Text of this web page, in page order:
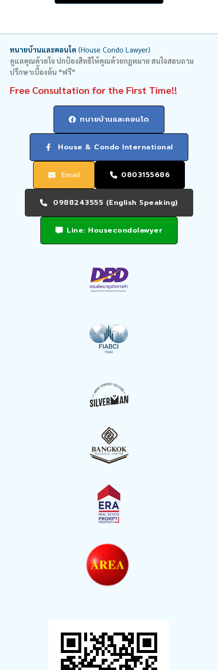
ทนายบ้านและคอนโด (House Condo Lawyer)
ดูแลคุณด้วยใจ ปกป้องสิทธิให้คุณด้วยกฏหมาย สนใจสอบถาม
ปรึกษาเบื้องต้น “ฟรี”
Free Consultation for the First Time!!
ทนายบ้านและคอนโด
House & Condo International
Email 0803155686
0988243555 (English Speaking)
Line: Housecondolawyer